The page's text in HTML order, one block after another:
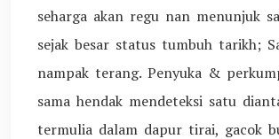
seharga akan regu nan menunjuk
sejak besar status tumbuh tarikh;
nampak terang. Penyuka &
sama hendak mendeteksi satu
termulia dalam dapur tirai, gacok